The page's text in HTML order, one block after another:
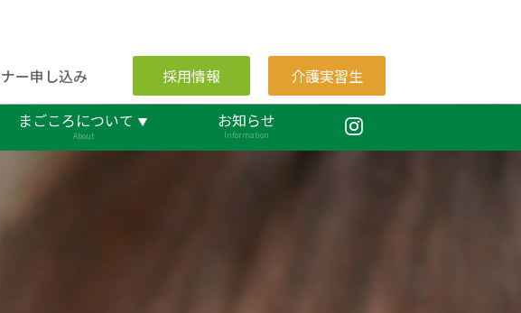
ー申し込み 採用情報 介護実習生
まごころについて
About
お知らせ
Information